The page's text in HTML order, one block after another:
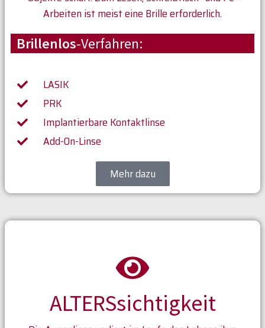
Arbeiten ist meist eine Brille erforderlich.
Brillenlos-Verfahren:
LASIK
PRK
Implantierbare Kontaktlinse
Add-On-Linse
Mehr dazu
ALTERSsichtigkeit